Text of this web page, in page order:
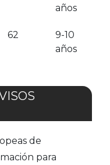
años
62
9-10
años
de
para